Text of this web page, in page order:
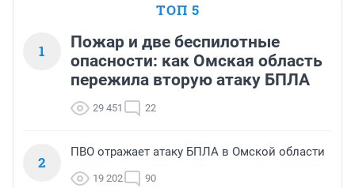
ТОП 5
1
Пожар и две беспилотные
опасности: как Омская область
пережила вторую атаку БПЛА
29 451 22
2
ПВО отражает атаку БПЛА в Омской области
19 202 90